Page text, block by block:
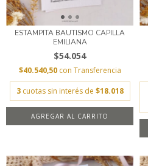
ESTAMPITA BAUTISMO CAPILLA
EMILIANA
$54.054
$40.540,50 con Transferencia
3 cuotas sin interés de $18.018
AGREGAR AL CARRITO